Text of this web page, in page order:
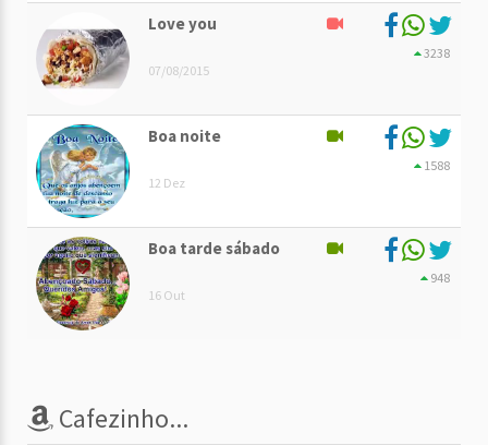
Love you
07/08/2015
3238
Boa noite
12 Dez
1588
Boa tarde sábado
16 Out
948
Cafezinho...